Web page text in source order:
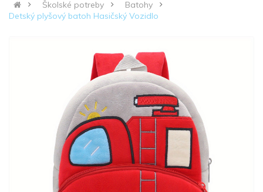
Školské potreby
Batohy
Detský plyšový batoh Hasičský Vozidlo